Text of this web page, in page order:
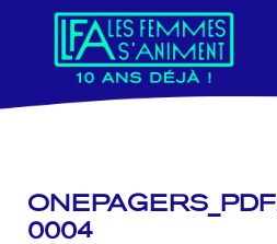
contenu
0004